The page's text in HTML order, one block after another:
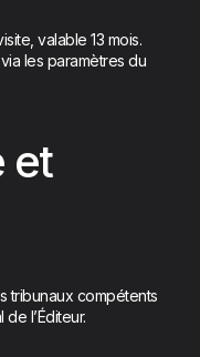
valable 13 mois.
les paramètres du
et
tribunaux compétents
l’Éditeur.